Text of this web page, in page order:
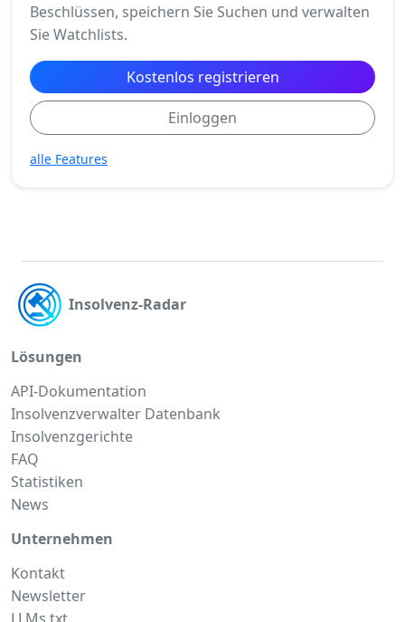
Beschlüssen, speichern Sie Suchen und verwalten
Sie Watchlists.
Kostenlos registrieren
Einloggen
alle Features
Insolvenz-Radar
Lösungen
API-Dokumentation
Insolvenzverwalter Datenbank
Insolvenzgerichte
FAQ
Statistiken
News
Unternehmen
Kontakt
Newsletter